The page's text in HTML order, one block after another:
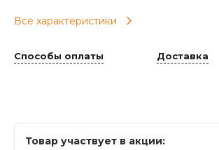
Все характеристики
Способы оплаты Доставка
Товар участвует в акции: